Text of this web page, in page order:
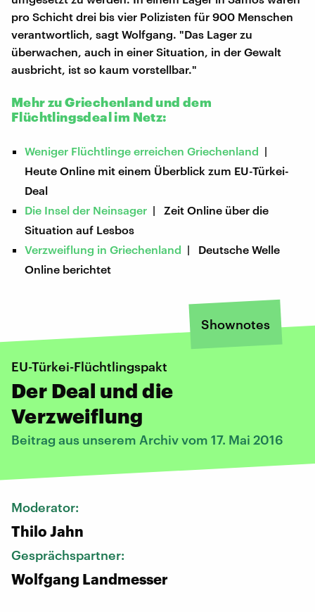
pro Schicht drei bis vier Polizisten für 900 Menschen
verantwortlich, sagt Wolfgang. "Das Lager zu
überwachen, auch in einer Situation, in der Gewalt
ausbricht, ist so kaum vorstellbar."
Mehr zu Griechenland und dem
Flüchtlingsdeal im Netz:
Weniger Flüchtlinge erreichen Griechenland |
Heute Online mit einem Überblick zum EU-Türkei-
Deal
Die Insel der Neinsager | Zeit Online über die
Situation auf Lesbos
Verzweiflung in Griechenland | Deutsche Welle
Online berichtet
Shownotes
EU-Türkei-Flüchtlingspakt
Der Deal und die
Verzweiflung
Beitrag aus unserem Archiv vom 17. Mai 2016
Moderator:
Thilo Jahn
Gesprächspartner:
Wolfgang Landmesser